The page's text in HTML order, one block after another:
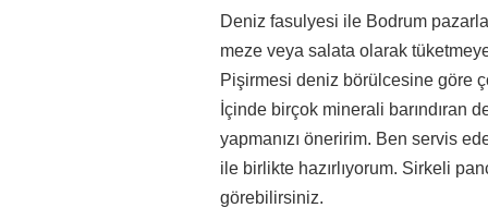
Deniz fasulyesi ile Bodrum
meze veya salata olarak
Pişirmesi deniz börülcesine göre
İçinde birçok minerali barındıran
yapmanızı öneririm. Ben servis
ile birlikte hazırlıyorum. Sirkeli
görebilirsiniz.